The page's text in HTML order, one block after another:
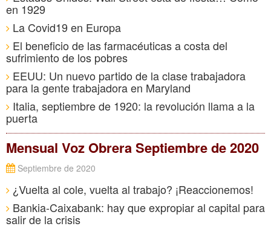
en 1929
La Covid19 en Europa
El beneficio de las farmacéuticas a costa del
sufrimiento de los pobres
EEUU: Un nuevo partido de la clase trabajadora
para la gente trabajadora en Maryland
Italia, septiembre de 1920: la revolución llama a la
puerta
Mensual Voz Obrera Septiembre de 2020
Septiembre de 2020
¿Vuelta al cole, vuelta al trabajo? ¡Reaccionemos!
Bankia-Caixabank: hay que expropiar al capital para
salir de la crisis